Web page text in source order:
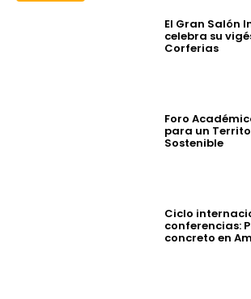
El Gran Salón
celebra su
Corferias
Foro
para un
Sostenible
Ciclo
conferencias:
concreto en